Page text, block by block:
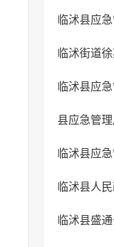
临沭县应
临沭街道
临沭县应
县应急管
临沭县应
临沭县盛